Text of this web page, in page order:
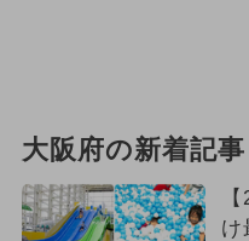
大阪府の新着記事
け